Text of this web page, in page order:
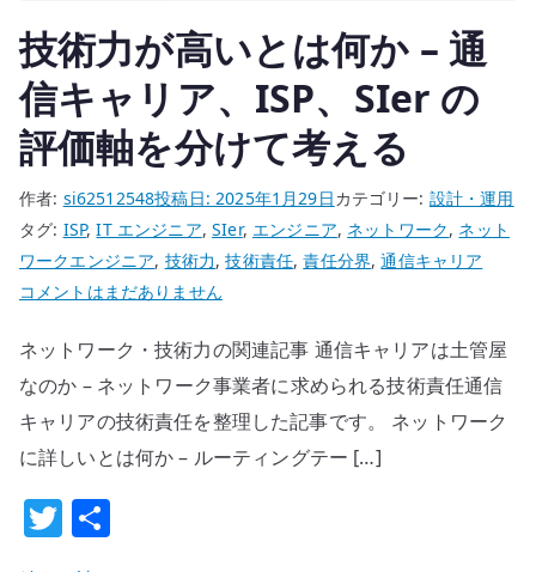
者
に
求
め
ら
れ
る
技
術
任
へ
の
技術力が高いとは何か – 通
信キャリア、ISP、SIer の
評価軸を分けて考える
作者: si62512548投稿日:2025年1月29日カテゴリー: 設計・運用
タグ: ISP,IT エンジニア,SIer, エンジニア, ネットワーク, ネット
ワークエンジニア, 技術力,技術責任,責任分界,通信キャリア
技
力
が
高
い
は
何
コメントはまだありません
ネットワーク・技術力の関連記事 通信キャリアは土管屋
なのか – ネットワーク事業者に求められる技術責任通信
キャリアの技術責任を整理した記事です。 ネットワーク
に詳しいとは何か – ルーティングテー […]
T
w